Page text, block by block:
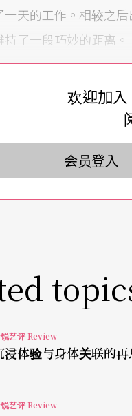
天的工作。相较之
了一段巧妙的距离。
可看见本剧有以死讲
分化出的小人偶，亦
下一景所有矛盾的意
作为铺垫，也是最有
构成。故事开头先
在题材选择上有异中
而不被理解、独一无
创造的疏离感，让
个人都会遇到搞砸
欢迎加入
会员登入
艺评 Review
浸体验与身体关联的再
艺评 Review